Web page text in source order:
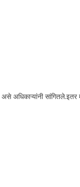
अधिकाऱ्यांनी सांगितले.इतर